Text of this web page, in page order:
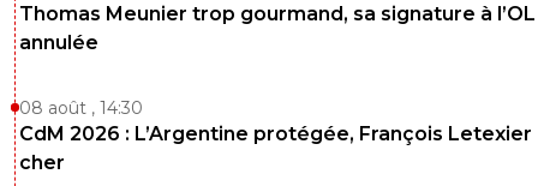
Thomas Meunier trop gourmand, sa signature à l’OL
annulée
08 août , 14:30
CdM 2026 : L’Argentine protégée, François Letexier
cher